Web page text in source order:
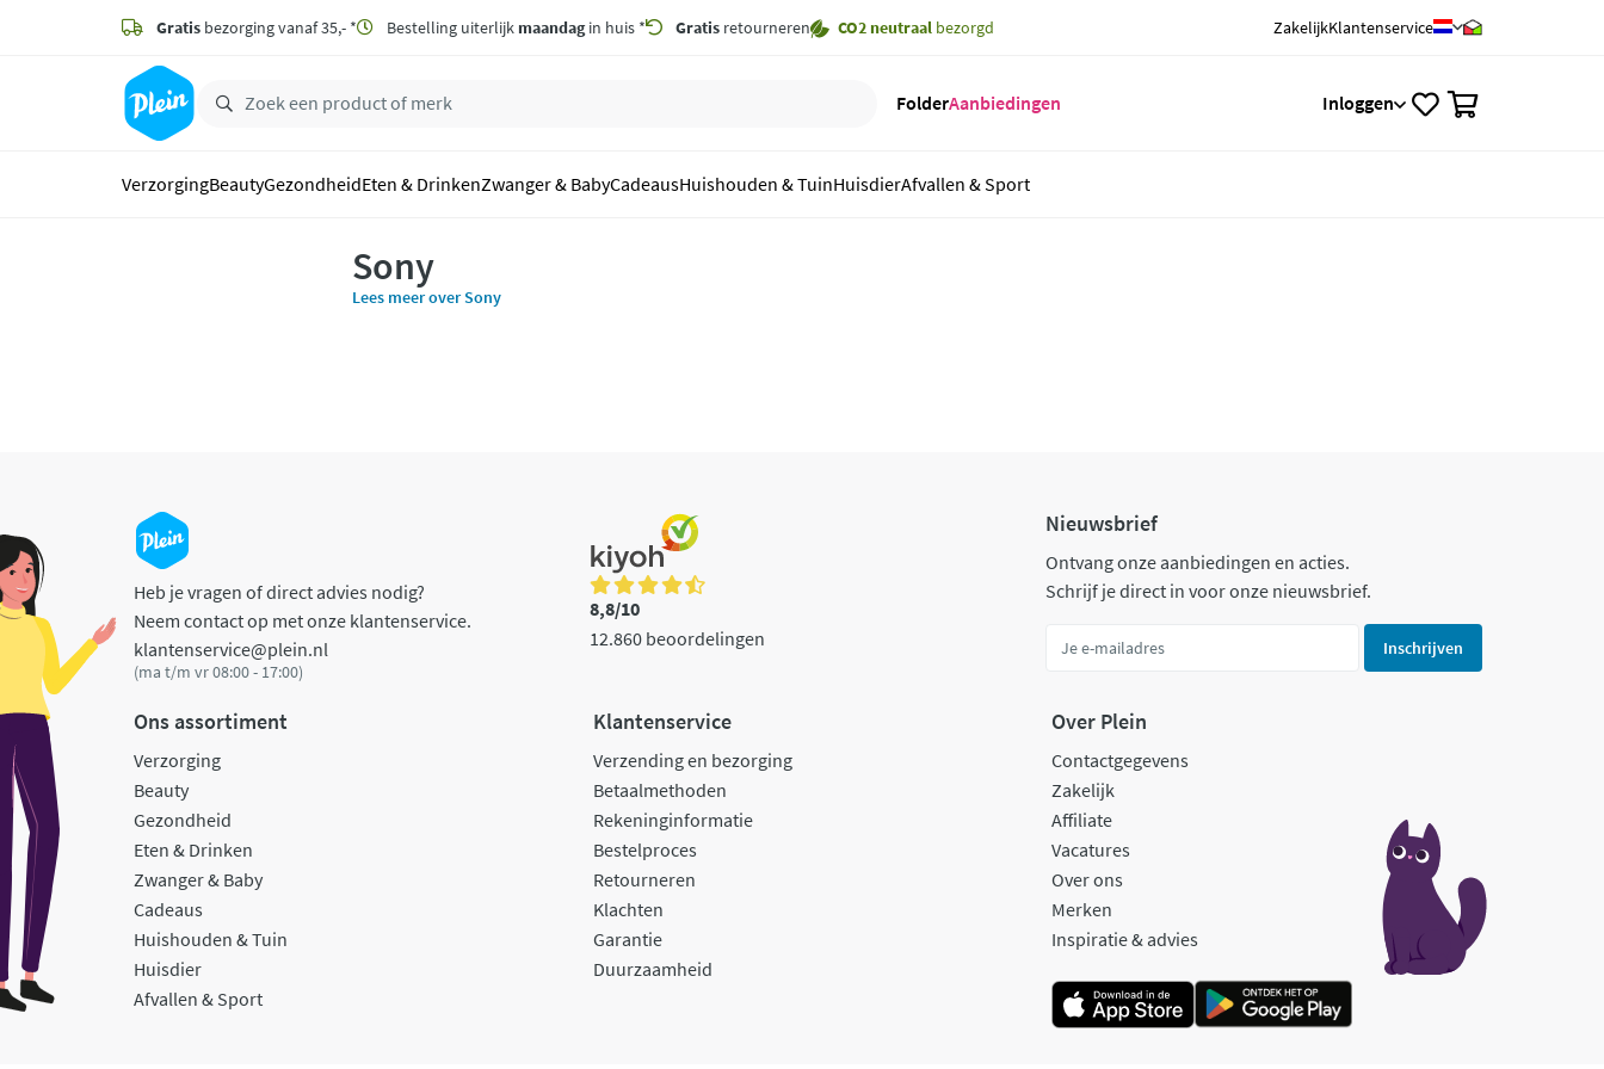
zoeken
hoofdinhoud
Gratis bezorging vanaf 35,- * Bestelling uiterlijk maandagin huis * Gratis retourneren CO2 neutraal bezorgd ZakelijkKlantenservice
FolderAanbiedingen Inloggen
VerzorgingBeautyGezondheidEten & DrinkenZwanger & BabyCadeausHuishouden & TuinHuisdierAfvallen & Sport
Sony
Lees meer over Sony
Heb je vragen of direct advies nodig?
Neem contact op met onze klantenservice.
klantenservice@plein.nl
(ma t/m vr 08:00 - 17:00)
8,8/10
12.860 beoordelingen
Nieuwsbrief
Ontvang onze aanbiedingen en acties.
Schrijf je direct in voor onze nieuwsbrief.
Inschrijven
Ons assortiment
Verzorging
Beauty
Gezondheid
Eten & Drinken
Zwanger & Baby
Cadeaus
Huishouden & Tuin
Huisdier
Afvallen & Sport
Klantenservice
Verzending en bezorging
Betaalmethoden
Rekeninginformatie
Bestelproces
Retourneren
Klachten
Garantie
Duurzaamheid
Over Plein
Contactgegevens
Zakelijk
Affiliate
Vacatures
Over ons
Merken
Inspiratie & advies